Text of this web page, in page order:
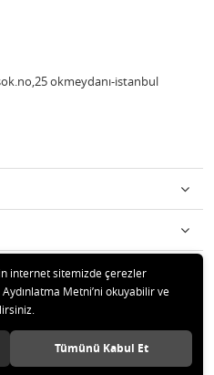
okmeydanı-istanbul
ltd.şti Tüm hakları saklıdır.
internet sitemizde çerezler
Metni’ni okuyabilir ve
Tümünü Kabul Et